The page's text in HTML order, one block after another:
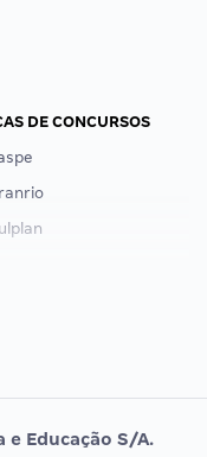
DE CONCURSOS
e Educação S/A.